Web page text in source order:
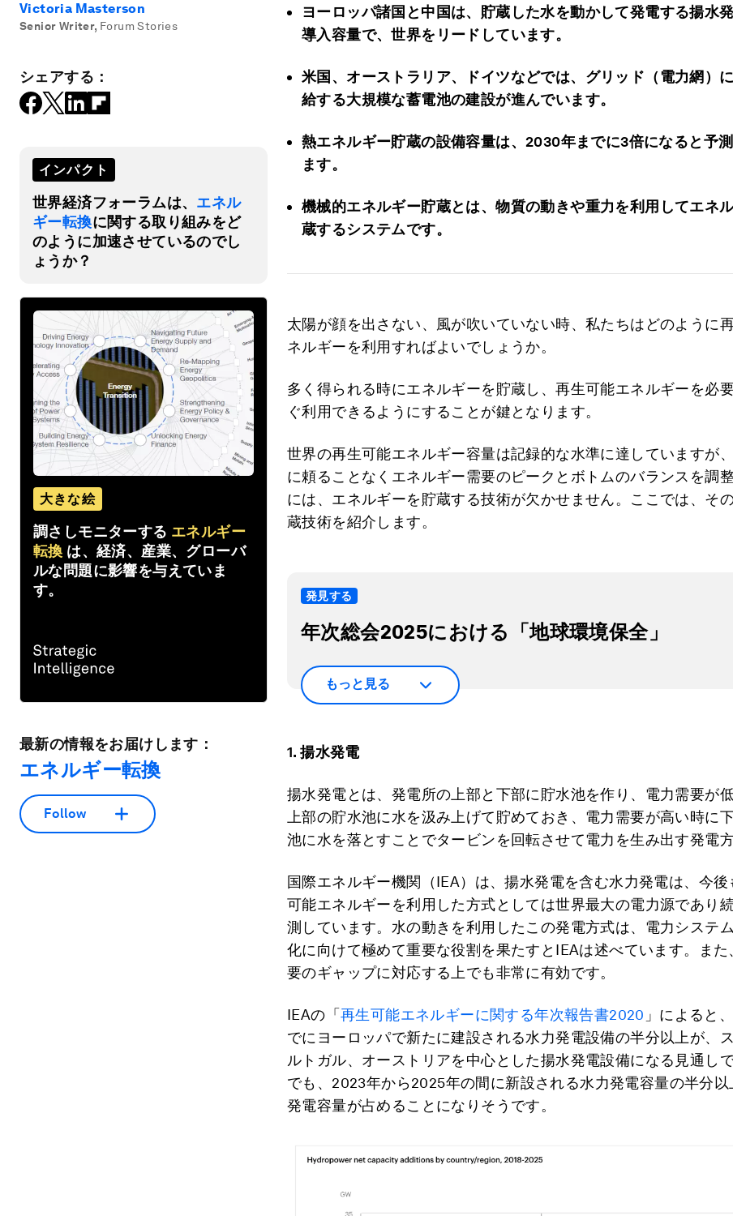
Victoria Masterson
Senior Writer, Forum Stories
シェアする：
インパクト
世界経済フォーラムは、 エネル
ギー転換に関する取り組みをど
のように加速させているのでし
ょうか？
大きな絵
調さしモニターする エネルギー
転換 は、経済、産業、グローバ
ルな問題に影響を与えていま
す。
最新の情報をお届けします：
エネルギー転換
Follow
ヨーロッパ諸国と中国は、貯蔵した水を動かして発電する揚水
導入容量で、世界をリードしています。
米国、オーストラリア、ドイツなどでは、グリッド（電力網）
給する大規模な蓄電池の建設が進んでいます。
熱エネルギー貯蔵の設備容量は、2030年までに3倍になると予
ます。
機械的エネルギー貯蔵とは、物質の動きや重力を利用してエネ
蔵するシステムです。
太陽が顔を出さない、風が吹いていない時、私たちはどのように
ネルギーを利用すればよいでしょうか。
多く得られる時にエネルギーを貯蔵し、再生可能エネルギーを必
ぐ利用できるようにすることが鍵となります。
世界の再生可能エネルギー容量は記録的な水準に達していますが
に頼ることなくエネルギー需要のピークとボトムのバランスを調
には、エネルギーを貯蔵する技術が欠かせません。ここでは、そ
蔵技術を紹介します。
発見する
年次総会2025における「地球環境保全」
もっと見る
1.揚水発電
揚水発電とは、発電所の上部と下部に貯水池を作り、電力需要が
上部の貯水池に水を汲み上げて貯めておき、電力需要が高い時に
池に水を落とすことでタービンを回転させて電力を生み出す発電方
国際エネルギー機関（IEA）は、揚水発電を含む水力発電は、今後
可能エネルギーを利用した方式としては世界最大の電力源であり
測しています。水の動きを利用したこの発電方式は、電力システ
化に向けて極めて重要な役割を果たすとIEAは述べています。また
要のギャップに対応する上でも非常に有効です。
IEAの「再生可能エネルギーに関する年次報告書2020 」によると
でにヨーロッパで新たに建設される水力発電設備の半分以上が、
ルトガル、オーストリアを中心とした揚水発電設備になる見通し
でも、2023年から2025年の間に新設される水力発電容量の半分以
発電容量が占めることになりそうです。